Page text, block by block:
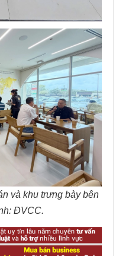
và khu trưng bày bên
ĐVCC.